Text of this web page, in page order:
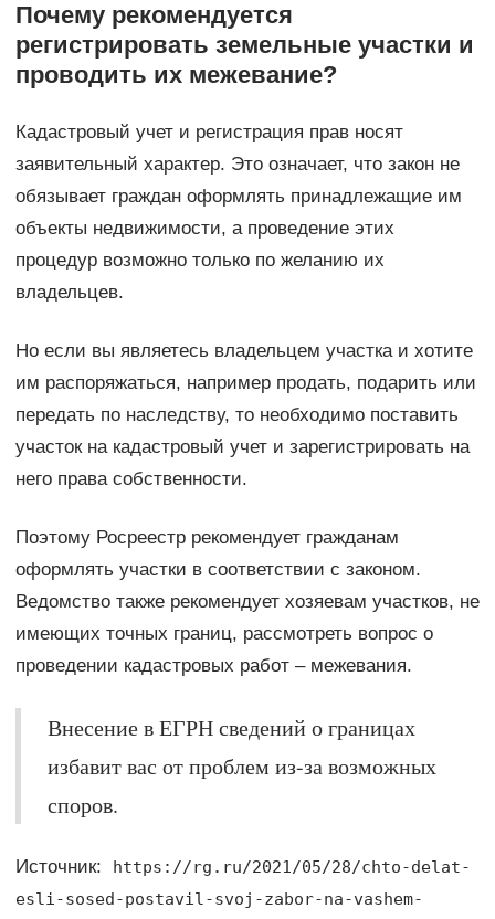
Почему рекомендуется
регистрировать земельные участки и
проводить их межевание?
Кадастровый учет и регистрация прав носят
заявительный характер. Это означает, что закон не
обязывает граждан оформлять принадлежащие им
объекты недвижимости, а проведение этих
процедур возможно только по желанию их
владельцев.
Но если вы являетесь владельцем участка и хотите
им распоряжаться, например продать, подарить или
передать по наследству, то необходимо поставить
участок на кадастровый учет и зарегистрировать на
него права собственности.
Поэтому Росреестр рекомендует гражданам
оформлять участки в соответствии с законом.
Ведомство также рекомендует хозяевам участков, не
имеющих точных границ, рассмотреть вопрос о
проведении кадастровых работ – межевания.
Внесение в ЕГРН сведений о границах
избавит вас от проблем из-за возможных
споров.
Источник:
https://rg.ru/2021/05/28/chto-delat-
esli-sosed-postavil-svoj-zabor-na-vashem-